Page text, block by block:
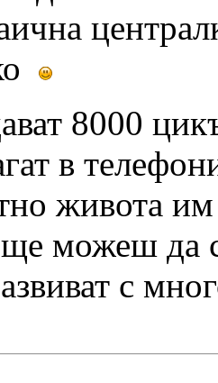
8000
в
живота
ще можеш да
с